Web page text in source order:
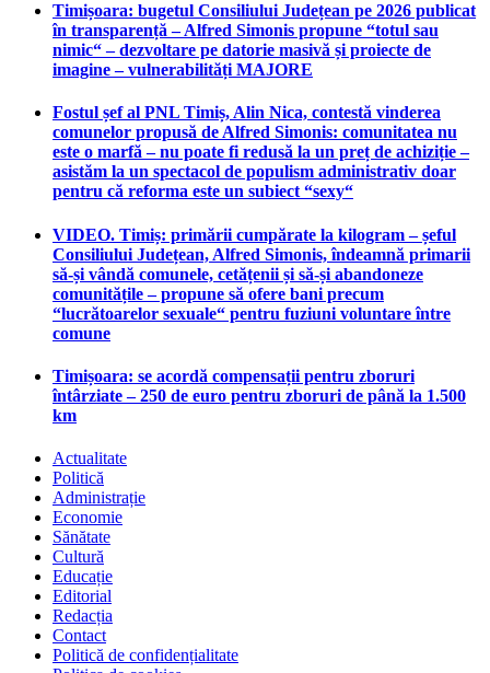
Timișoara: bugetul Consiliului Județean pe 2026 publicat
în transparență – Alfred Simonis propune “totul sau
nimic“ – dezvoltare pe datorie masivă și proiecte de
imagine – vulnerabilități MAJORE
Fostul șef al PNL Timiș, Alin Nica, contestă vinderea
comunelor propusă de Alfred Simonis: comunitatea nu
este o marfă – nu poate fi redusă la un preț de achiziție –
asistăm la un spectacol de populism administrativ doar
pentru că reforma este un subiect “sexy“
VIDEO. Timiș: primării cumpărate la kilogram – șeful
Consiliului Județean, Alfred Simonis, îndeamnă primarii
să-și vândă comunele, cetățenii și să-și abandoneze
comunitățile – propune să ofere bani precum
“lucrătoarelor sexuale“ pentru fuziuni voluntare între
comune
Timișoara: se acordă compensații pentru zboruri
întârziate – 250 de euro pentru zboruri de până la 1.500
km
Actualitate
Politică
Administrație
Economie
Sănătate
Cultură
Educație
Editorial
Redacția
Contact
Politică de confidențialitate